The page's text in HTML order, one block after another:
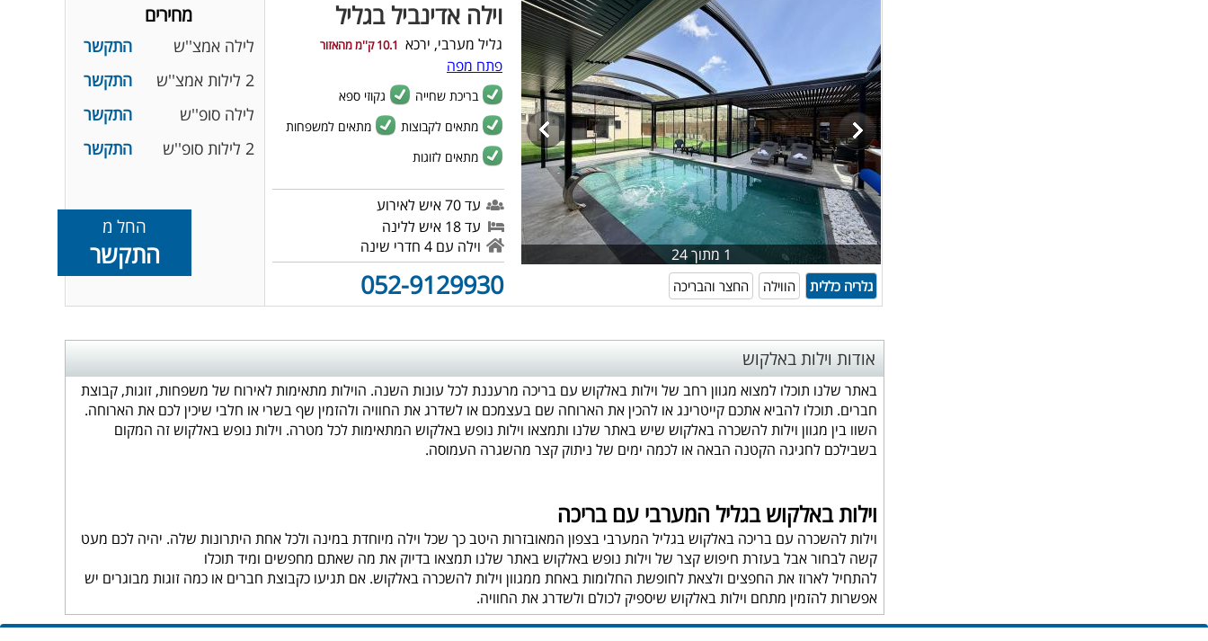
1 מתוך 24
גלריה כללית הווילה החצר והבריכה
וילה אדינביל בגליל
גליל מערבי, ירכא 10.1 ק''מ מהאזור
פתח מפה
בריכת שחייה
גקוזי ספא
מתאים לקבוצות
מתאים למשפחות
מתאים לזוגות
עד 70 איש לאירוע
עד 18 איש ללינה
וילה עם 4 חדרי שינה
052-9129930
מחירים
לילה אמצ''ש
התקשר
2 לילות אמצ''ש
התקשר
לילה סופ''ש
התקשר
2 לילות סופ''ש
התקשר
החל מ
התקשר
אודות וילות באלקוש
באתר שלנו תוכלו למצוא מגוון רחב של וילות באלקוש עם בריכה מרעננת לכל עונות השנה. הוילות מתאימות לאירוח של משפחות, זוגות, קבוצת
חברים. תוכלו להביא אתכם קייטרינג או להכין את הארוחה שם בעצמכם או לשדרג את החוויה ולהזמין שף בשרי או חלבי שיכין לכם את הארוחה.
השוו בין מגוון וילות להשכרה באלקוש שיש באתר שלנו ותמצאו וילות נופש באלקוש המתאימות לכל מטרה. וילות נופש באלקוש זה המקום
בשבילכם לחגיגה הקטנה הבאה או לכמה ימים של ניתוק קצר מהשגרה העמוסה.
וילות באלקוש בגליל המערבי עם בריכה
וילות להשכרה עם בריכה באלקוש בגליל המערבי בצפון המאובזרות היטב כך שכל וילה מיוחדת במינה ולכל אחת היתרונות שלה. יהיה לכם מעט
קשה לבחור אבל בעזרת חיפוש קצר של וילות נופש באלקוש באתר שלנו תמצאו בדיוק את מה שאתם מחפשים ומיד תוכלו
להתחיל לארוז את החפצים ולצאת לחופשת החלומות באחת ממגוון וילות להשכרה באלקוש. אם תגיעו כקבוצת חברים או כמה זוגות מבוגרים יש
אפשרות להזמין מתחם וילות באלקוש שיספיק לכולם ולשדרג את החוויה.